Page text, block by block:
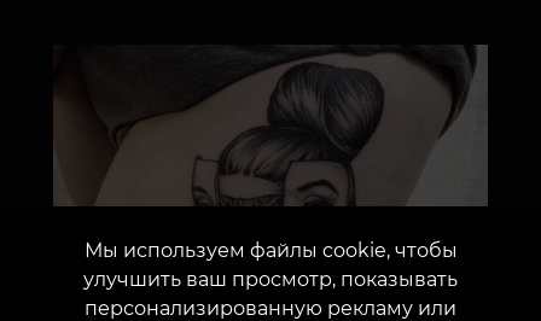
Мы используем файлы cookie, чтобы
улучшить ваш просмотр, показывать
персонализированную рекламу или